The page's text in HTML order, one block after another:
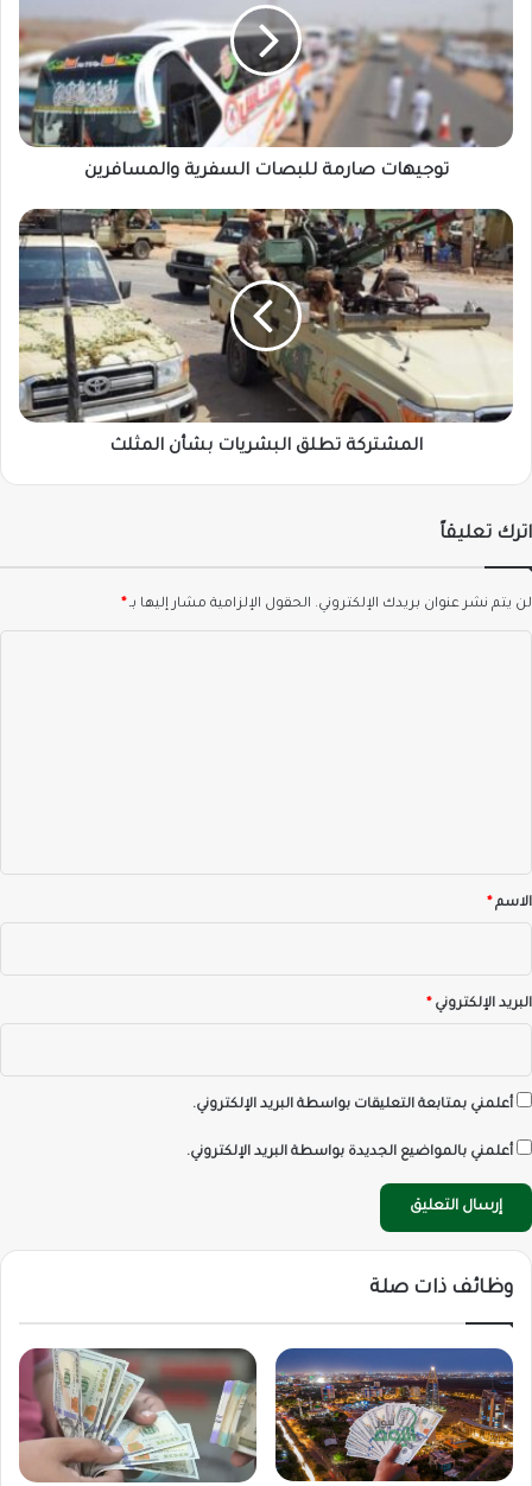
والمسافرين
توجيهات صارمة للبصات السفرية والمسافرين
المشتركة
تطلق
البشريات
بشأن
المثلث
المشتركة تطلق البشريات بشأن المثلث
اترك تعليقاً
لن يتم نشر عنوان بريدك الإلكتروني. الحقول الإلزامية مشار إليها بـ*
*الاسم*
البريد الإلكتروني*
أعلمني بمتابعة التعليقات بواسطة البريد الإلكتروني.
أعلمني بالمواضيع الجديدة بواسطة البريد الإلكتروني.
وظائف ذات صلة